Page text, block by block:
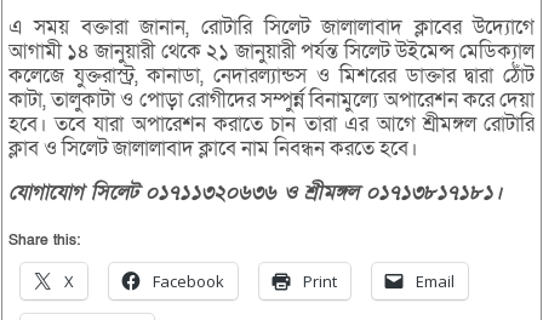
এ সময় বক্তারা জানান, রোটারি সিলেট জালালাবাদ ক্লাবের উদ্যোগে
আগামী ১৪ জানুয়ারী থেকে ২১ জানুয়ারী পর্যন্ত সিলেট উইমেন্স মেডিক্যাল
কলেজে যুক্তরাস্ট্র, কানাডা, নেদারল্যান্ডস ও মিশরের ডাক্তার দ্বারা ঠোঁট
কাটা, তালুকাটা ও পোড়া রোগীদের সম্পুর্ন্ন বিনামুল্যে অপারেশন করে দেয়া
হবে। তবে যারা অপারেশন করাতে চান তারা এর আগে শ্রীমঙ্গল রোটারি
ক্লাব ও সিলেট জালালাবাদ ক্লাবে নাম নিবন্ধন করতে হবে।
যোগাযোগসিলেট০১৭১১৩২০৬৩৬ ওশ্রীমঙ্গল০১৭১৩৮১৭১৮১।
Share this:
X Facebook Print Email